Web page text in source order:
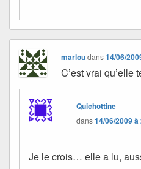
marloudans14/06/
C’est vrai qu’elle
Quichottine
dans14/06/2009 à
Je le crois… elle a lu,